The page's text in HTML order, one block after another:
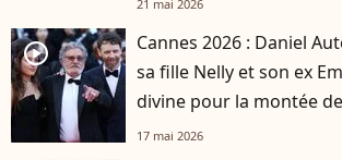
21 mai 2026
player2
Cannes 2026 : Daniel
sa fille Nelly et son ex
divine pour la montée
17 mai 2026